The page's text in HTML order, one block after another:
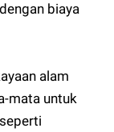
biaya
alam
mata untuk